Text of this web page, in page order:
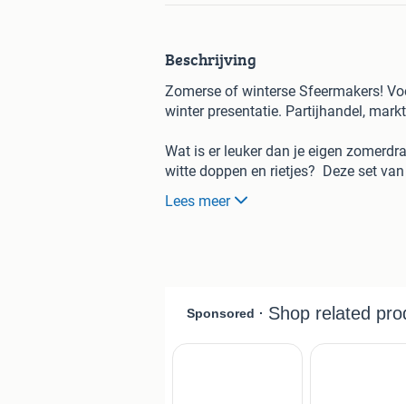
Beschrijving
Zomerse of winterse Sfeermakers!
winter presentatie. Partijhandel,
Wat is er leuker dan je eigen
witte doppen en rietjes? Deze set
!
(3 flesjes + rekje + eindeloze
Exclusief stickers
Lees meer